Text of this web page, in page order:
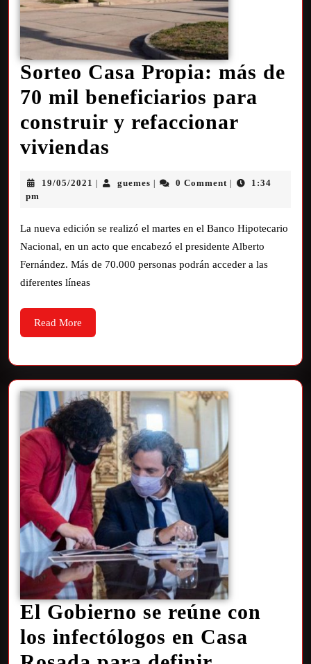
Sorteo Casa Propia: más de
70 mil beneficiarios para
construir y refaccionar
viviendas
19/05/2021 guemes 0 Comment
1:34
pm
La nueva edición se realizó el martes en el Banco Hipotecario
Nacional, en un acto que encabezó el presidente Alberto
Fernández. Más de 70.000 personas podrán acceder a las
diferentes líneas
Read More
El Gobierno se reúne con
los infectólogos en Casa